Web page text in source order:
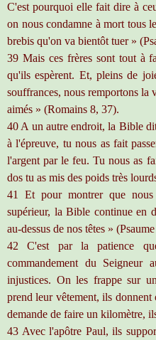
C'est pourquoi elle fait dire à
on nous condamne à mort tous
brebis qu'on va bientôt tuer »
39 Mais ces frères sont tout à
qu'ils espèrent. Et, pleins de
souffrances, nous remportons la
aimés » (Romains 8, 37).
40 A un autre endroit, la Bible
à l'épreuve, tu nous as fait
l'argent par le feu. Tu nous as
dos tu as mis des poids très
41 Et pour montrer que
supérieur, la Bible continue en
au-dessus de nos têtes »
42 C'est par la patience
commandement du Seigneur
injustices. On les frappe sur
prend leur vêtement, ils
demande de faire un kilomètre,
43 Avec l'apôtre Paul, ils